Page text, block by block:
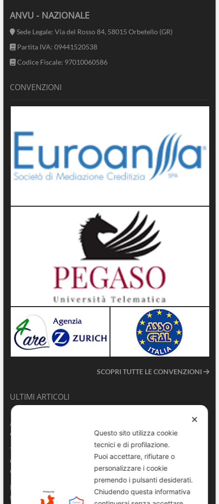
ANVU - NAZIONALE
Sede Legale: Via del Rosso 84, 58015 Orbetello (GR)
Partita IVA: 09441520538
Codice Fiscale: 97010060586
CONVENZIONI
SCOPRI TUTTE LE CONVENZIONI
ULTIMI ARTICOLI
ANVU TG | Edizione del 06.08.2026
6 Agosto 2026
Terrasini 2026: aperte le pre-iscrizioni al 6° Convegno Regionale
delle Polizie Locali Siciliane
6 Agosto 2026
Pescara, comandante della Polizia Locale di Spoltore salva un
turista colto da malore in mare
✕
Questo sito utilizza cookie
tecnici e di profilazione.
Puoi accettare, rifiutare o
personalizzare i cookie
premendo i pulsanti desiderati.
Chiudendo questa informativa